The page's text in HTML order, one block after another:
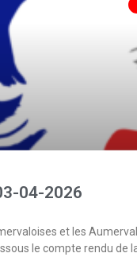
04-2026
et les
le compte rendu de